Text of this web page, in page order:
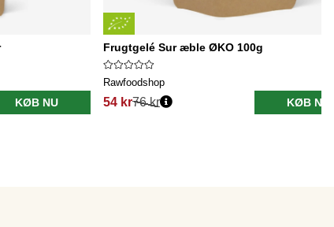
KØB NU
Frugtgelé Sur æble ØKO 100g
Rawfoodshop
54 kr76 kr KØB NU